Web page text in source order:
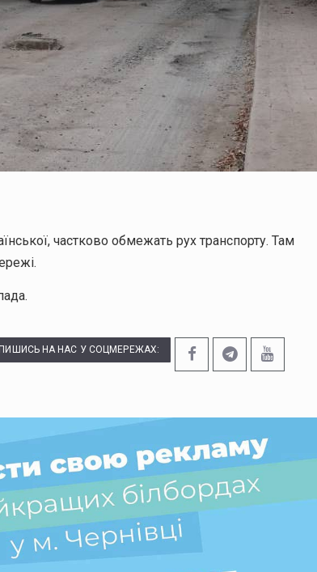
частково обмежать рух транспорту. Там
НА НАС У СОЦМЕРЕЖАХ: